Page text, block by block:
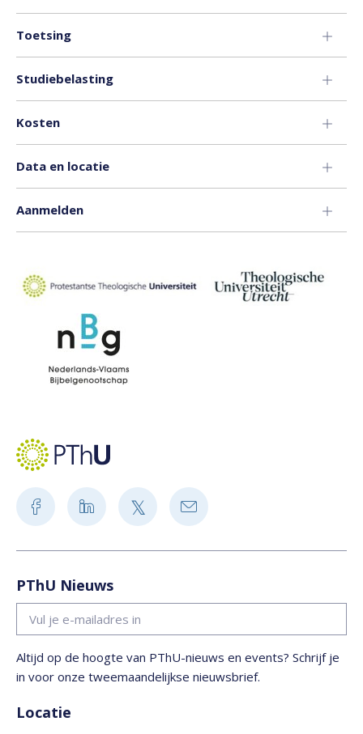
Toetsing
Studiebelasting
Kosten
Data en locatie
Aanmelden
PThU Nieuws
Altijd op de hoogte van PThU-nieuws en events? Schrijf je
in voor onze tweemaandelijkse nieuwsbrief.
Locatie